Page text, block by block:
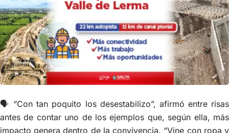
🗣️ “Con tan poquito los desestabilizo”, afirmó entre risas
antes de contar uno de los ejemplos que, según ella, más
impacto genera dentro de la convivencia. “Vine con ropa y